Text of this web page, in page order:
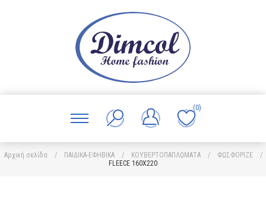
(0)
Αρχική σελίδα / ΠΑΙΔΙΚΑ-ΕΦΗΒΙΚΑ / ΚΟΥΒΕΡΤΟΠΑΠΛΩΜΑΤΑ / ΦΩΣΦΟΡΙΖΕ
/
FLEECE 160X220